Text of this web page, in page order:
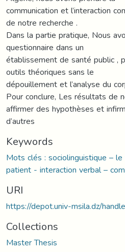
communication et l’interaction
de notre recherche .
Dans la partie pratique, Nous
questionnaire dans un
établissement de santé public ,
outils théoriques sans le
dépouillement et l’analyse du
Pour conclure, Les résultats de
affirmer des hypothèses et
d’autres
Keywords
Mots clés : sociolinguistique –
patient - interaction verbal –
URI
https://depot.univ-msila.dz/
Collections
Master Thesis